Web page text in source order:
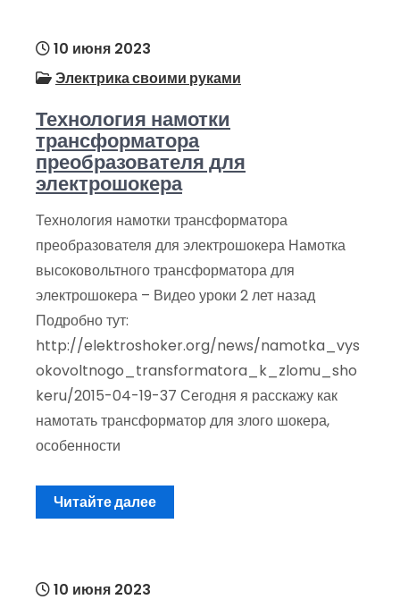
10 июня 2023
Электрика своими руками
Технология намотки
трансформатора
преобразователя для
электрошокера
Технология намотки трансформатора
преобразователя для электрошокера Намотка
высоковольтного трансформатора для
электрошокера – Видео уроки 2 лет назад
Подробно тут:
http://elektroshoker.org/news/namotka_vys
okovoltnogo_transformatora_k_zlomu_sho
keru/2015-04-19-37 Сегодня я расскажу как
намотать трансформатор для злого шокера,
особенности
Читайте далее
10 июня 2023